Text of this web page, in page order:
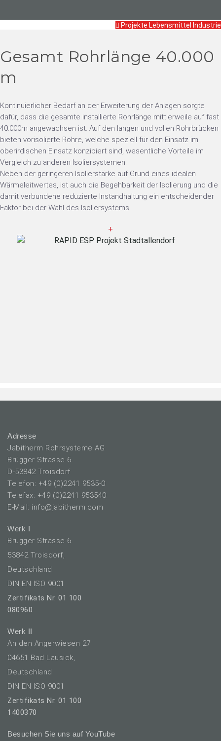
Projekte Lebensmittel Industrie
Gesamt Rohrlänge 40.000
m
Kontinuierlicher Bedarf an der Erweiterung der Anlagen sorgte
dafür, dass die gesamte installierte Rohrlänge mittlerweile auf fast
40.000m angewachsen ist. Auf den langen und vollen Rohrbrücken
bieten vorisolierte Rohre, welche speziell für den Einsatz im
oberirdischen Einsatz konzipiert sind, wesentliche Vorteile im
Vergleich zu anderen Isoliersystemen.
Neben der geringeren Isolierstärke auf Grund eines idealen
Wärmeleitwertes, ist auch die Begehbarkeit der Isolierung und die
damit verbundene reduzierte Instandhaltung ein entscheidender
Faktor bei der Wahl des Isoliersystems.
+
Adresse
Jabitherm Rohrsysteme AG
Brügger Strasse 6
D-53842 Troisdorf
Telefon: +49 (0)2241 9535-0
Telefax: +49 (0)2241 953540
E-Mail: info@jabitherm.com
Werk I
Brügger Strasse 6
53842 Troisdorf,
Deutschland
DIN EN ISO 9001
Zertifikats Nr. 01 100
080960
Werk II
An den Angerwiesen 27
04651 Bad Lausick,
Deutschland
DIN EN ISO 9001
Zertifikats Nr. 01 100
1400370
Besuchen Sie uns auf YouTube